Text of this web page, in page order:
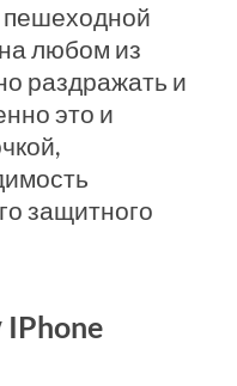
пешеходной
любом из
раздражать и
это и
защитного